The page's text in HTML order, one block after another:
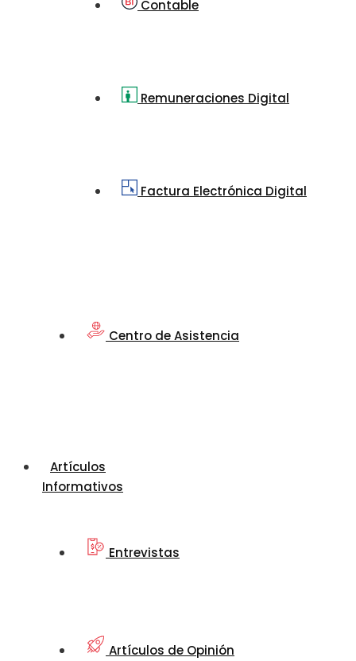
Contable
Remuneraciones Digital
Factura Electrónica Digital
Centro de Asistencia
Artículos
Informativos
Entrevistas
Artículos de Opinión